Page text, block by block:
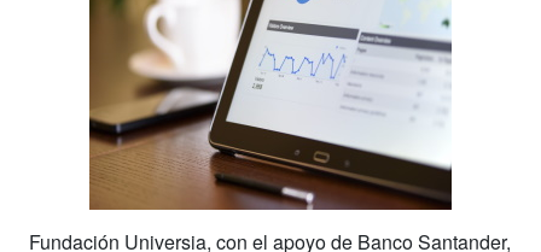
Fundación Universia, con el apoyo de Banco Santander,